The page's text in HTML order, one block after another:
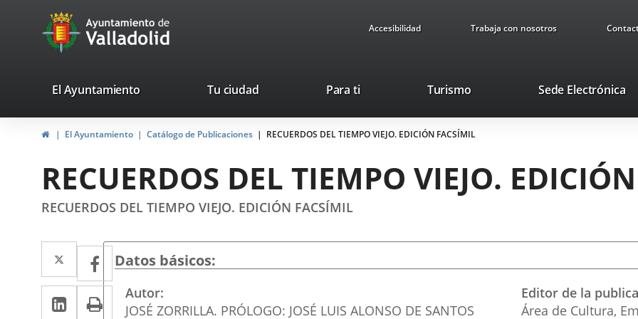
Portal
Web
Ayuntamiento
de
Accesibilidad Trabaja con nosotros
valladolid.es
El Ayuntamiento Tu ciudad Para ti TurismoEste
se
abrirá
una
ventana
Sede Electrónica
InicioEl Ayuntamiento Catálogo de Publicaciones RECUERDOS DEL TIEMPO VIEJO. EDICIÓN FACSÍMIL
RECUERDOS DEL TIEMPO VIEJO.
RECUERDOS DEL TIEMPO VIEJO. EDICIÓN FACSÍMIL
Twitter
Enlace
a
una
Facebook
Enlace
a
una
LinkedIn
Enlace Imprimir
Datos básicos
Autor
JOSÉ ZORRILLA. PRÓLOGO: JOSÉ LUIS ALONSO DE SANTOS
Editor de la
Área de Cultura,